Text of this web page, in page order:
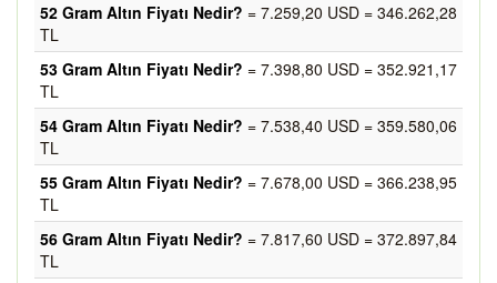
52 Gram Altın Fiyatı Nedir? = 7.259,20 USD = 346.262,28
TL
53 Gram Altın Fiyatı Nedir? = 7.398,80 USD = 352.921,17
TL
54 Gram Altın Fiyatı Nedir? = 7.538,40 USD = 359.580,06
TL
55 Gram Altın Fiyatı Nedir? = 7.678,00 USD = 366.238,95
TL
56 Gram Altın Fiyatı Nedir? = 7.817,60 USD = 372.897,84
TL